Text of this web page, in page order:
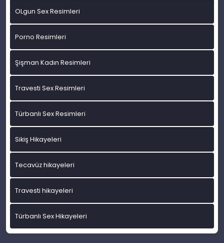
OLgun Sex Resimleri
Porno Resimleri
Şişman Kadın Resimleri
Travesti Sex Resimleri
Türbanlı Sex Resimleri
Sikiş Hikayeleri
Tecavüz hikayeleri
Travesti hikayeleri
Türbanlı Sex Hikayeleri